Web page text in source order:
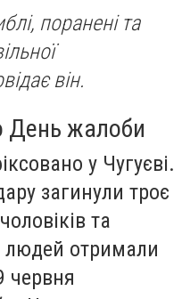
поранені та
він.
День жалоби
у Чугуєві.
загинули троє
та
отримали
червня